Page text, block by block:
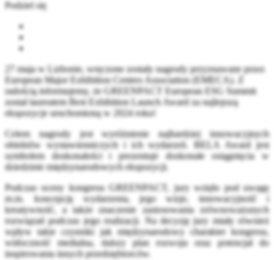
Podziel się
27 maja w Lizbonie, wręczone zostały nagrody przyznawane przez
European Major Exhibition Centres Association (EMECA). Z
radością informujemy, że GREENPACT European ESG Summit
został laureatem Best Exhibition Launch Award za najlepszą
ekspozycje uruchomioną w 2024 roku!
Celem nagrody jest wyróżnienie najbardziej innowacyjnych
obiektów wystawienniczych i ich wydarzeń. BELA Award jest
symbolem doskonałości i prezentuje doskonałe osiągnięcia w
dziedzinie międzynarodowych ekspozycji.
Podczas oceny kongresu GREENPACT, jury wzięło pod uwagę
m.in. koncepcję wydarzenia, jego wizje, innowacyjność i
kreatywność, a także znaczenie zastosowania zrównoważonych
rozwiązań podczas jego realizacji. Na decyzję jury miały również
wpływ takie czynniki jak międzynarodowy charakter kongresu,
widoczność medialna, dalszy plan rozwoju oraz potencjał do
inspirowania innych przedsiębiorców.